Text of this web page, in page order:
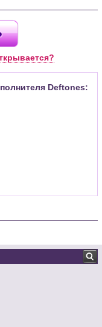
программу Guitar
её можно с
) или найти
бас-гитары,
и ансамблей в
создании
ей строчка с
клавишных
в MIDI, ASCII,
Pro 6), подготовка к
Power Tab (.ptb),
Deftones: